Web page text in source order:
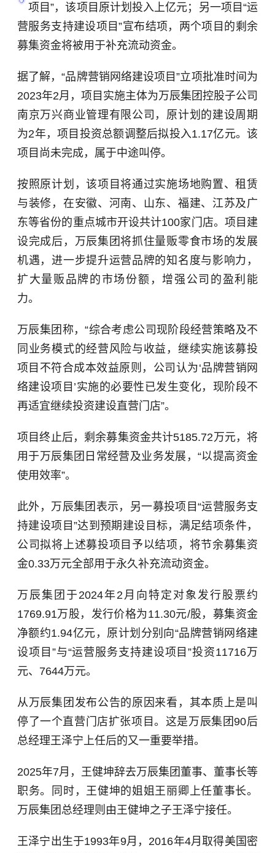
项目”，该项目原计划投入上亿元；另一项目“运
营服务支持建设项目”宣布结项，两个项目的剩余
募集资金将被用于补充流动资金。
据了解，“品牌营销网络建设项目”立项批准时间为
2023年2月，项目实施主体为万辰集团控股子公司
南京万兴商业管理有限公司，原计划的建设周期
为2年，项目投资总额调整后拟投入1.17亿元。该
项目尚未完成，属于中途叫停。
按照原计划，该项目将通过实施场地购置、租赁
与装修，在安徽、河南、山东、福建、江苏及广
东等省份的重点城市开设共计100家门店。项目建
设完成后，万辰集团将抓住量贩零食市场的发展
机遇，进一步提升运营品牌的知名度与影响力，
扩大量贩品牌的市场份额，增强公司的盈利能
力。
万辰集团称，“综合考虑公司现阶段经营策略及不
同业务模式的经营风险与收益，继续实施该募投
项目不符合成本效益原则，公司认为‘品牌营销网
络建设项目’实施的必要性已发生变化，现阶段不
再适宜继续投资建设直营门店”。
项目终止后，剩余募集资金共计5185.72万元，将
用于万辰集团日常经营及业务发展，“以提高资金
使用效率”。
此外，万辰集团表示，另一募投项目“运营服务支
持建设项目”达到预期建设目标，满足结项条件，
公司拟将上述募投项目予以结项，将节余募集资
金0.33万元全部用于永久补充流动资金。
万辰集团于2024年2月向特定对象发行股票约
1769.91万股，发行价格为11.30元/股，募集资金
净额约1.94亿元，原计划分别向“品牌营销网络建
设项目”与“运营服务支持建设项目”投资11716万
元、7644万元。
从万辰集团发布公告的原因来看，其本质上是叫
停了一个直营门店扩张项目。这是万辰集团90后
总经理王泽宁上任后的又一重要举措。
2025年7月，王健坤辞去万辰集团董事、董事长等
职务。同时，王健坤的姐姐王丽卿上任董事长。
万辰集团总经理则由王健坤之子王泽宁接任。
王泽宁出生于1993年9月，2016年4月取得美国密